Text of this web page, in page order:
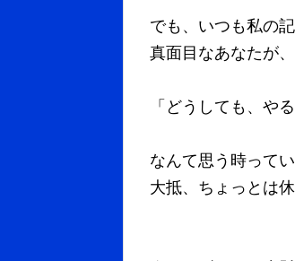
でも、いつも私の
真面目なあなたが、
「どうしても、や
なんて思う時ってい
大抵、ちょっとは